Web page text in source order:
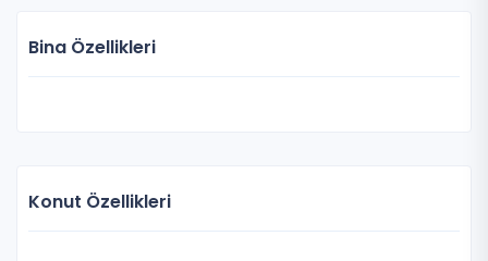
Bina Özellikleri
Konut Özellikleri